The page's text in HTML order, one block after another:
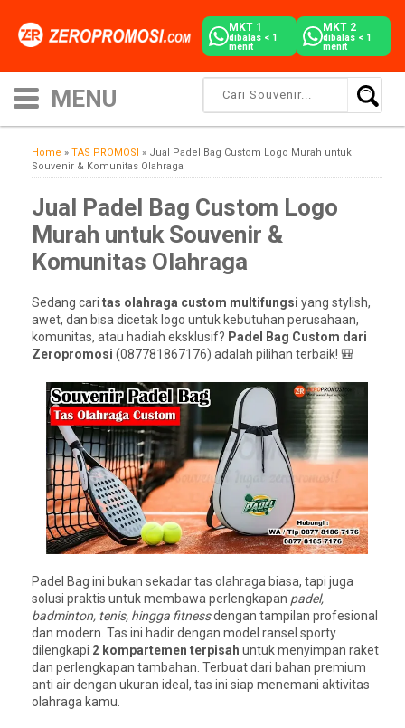
MKT 1
dibalas < 1
menit
MKT 2
dibalas < 1
menit
Home » TAS PROMOSI » Jual Padel Bag Custom Logo Murah untuk
Souvenir & Komunitas Olahraga
Jual Padel Bag Custom Logo
Murah untuk Souvenir &
Komunitas Olahraga
Sedang cari tas olahraga custom multifungsi yang stylish,
awet, dan bisa dicetak logo untuk kebutuhan perusahaan,
komunitas, atau hadiah eksklusif? Padel Bag Custom dari
Zeropromosi (087781867176) adalah pilihan terbaik! 🎒
Padel Bag ini bukan sekadar tas olahraga biasa, tapi juga
solusi praktis untuk membawa perlengkapan padel,
badminton, tenis, hingga fitnessdengan tampilan profesional
dan modern. Tas ini hadir dengan model ransel sporty
dilengkapi 2 kompartemen terpisah untuk menyimpan raket
dan perlengkapan tambahan. Terbuat dari bahan premium
anti air dengan ukuran ideal, tas ini siap menemani aktivitas
olahraga kamu.